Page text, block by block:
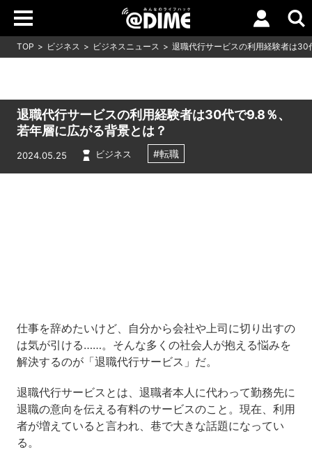
TOP ビジネス ビジネスニュース 退職代行サービスの利用経験者は
退職代行サービスの利用経験者は30代で9.8％、
若年層に広がる背景とは？
2024.05.25 ビジネス #転職
仕事を辞めたいけど、自分から会社や上司に切り出すの
は気が引ける……。そんな多くの社会人が抱える悩みを
解決するのが「退職代行サービス」だ。
退職代行サービスとは、退職者本人に代わって勤務先に
退職の意向を伝える有料のサービスのこと。現在、利用
者が増えていると言われ、巷で大きな話題になってい
る。